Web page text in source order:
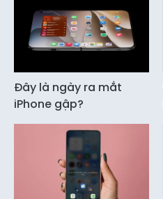
Đây là ngày ra mắt
iPhone gập?